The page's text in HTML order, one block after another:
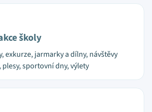
školy
exkurze, jarmarky a dílny, návštěvy
sportovní dny, výlety